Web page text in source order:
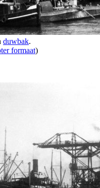
duwbak.
formaat)